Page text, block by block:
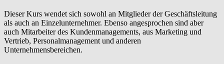
Dieser Kurs wendet sich sowohl an Mitglieder der Geschäftsleitung
als auch an Einzelunternehmer. Ebenso angesprochen sind aber
auch Mitarbeiter des Kundenmanagements, aus Marketing und
Vertrieb, Personalmanagement und anderen
Unternehmensbereichen.